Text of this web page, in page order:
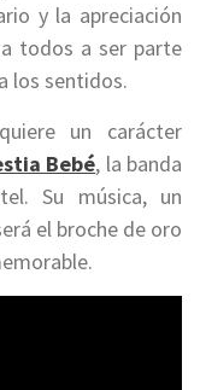
y la apreciación
todos a ser parte
los sentidos.
un carácter
Bebé, la banda
Su música, un
el broche de oro